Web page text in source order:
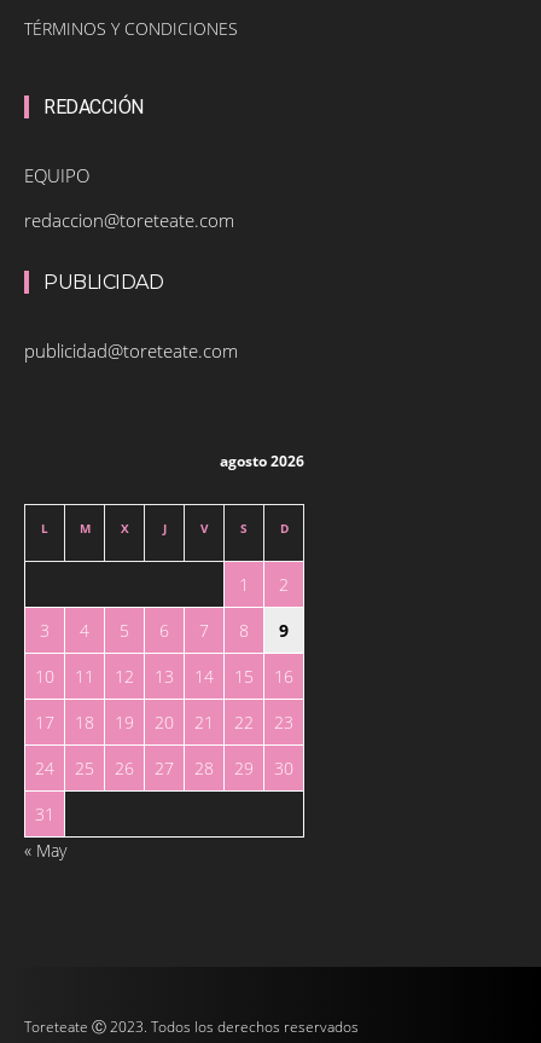
TÉRMINOS Y CONDICIONES
REDACCIÓN
EQUIPO
redaccion@toreteate.com
PUBLICIDAD
publicidad@toreteate.com
agosto 2026
L M X J V S D
1
2
3
4 5 6 7 8
9
10
11 12 13 14 15
16
17
18 19 20 21 22
23
24
25 26 27 28 29
30
31
« May
Toreteate Ⓒ 2023. Todos los derechos reservados